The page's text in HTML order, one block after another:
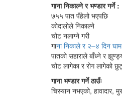
गाना निकाल्ने र भण्डार गर्ने :
७५५ पात पँहेलो भएपछि
कोदालोले निकाल्ने
चोट नलाग्ने गरी
गाना निकाले र २–४ दिन घाम
पातको सहाराले बाँध्ने र
चोट लागेका र रोग लागेको
गाना भण्डार गर्ने ठाउँः
चिस्यान नभएको, हावादार,